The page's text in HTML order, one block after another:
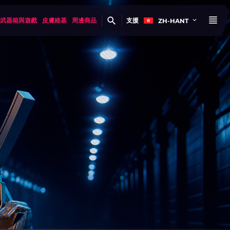
武器箱與遊戲 皮膚維基 周邊商品 支援 ZH-HANT